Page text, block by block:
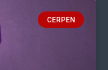
CERPEN